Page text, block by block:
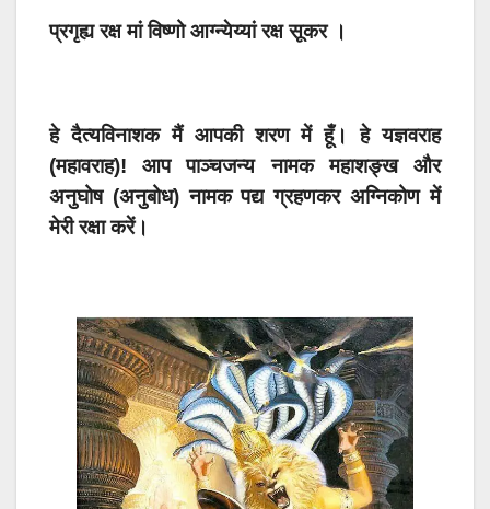
प्रगृह्य रक्ष मां विष्णो आग्न्येय्यां रक्ष सूकर ।
हे दैत्यविनाशक मैं आपकी शरण में हूँ। हे यज्ञवराह
(महावराह)! आप पाञ्चजन्य नामक महाशङ्ख और
अनुघोष (अनुबोध) नामक पद्य ग्रहणकर अग्निकोण में
मेरी रक्षा करें।